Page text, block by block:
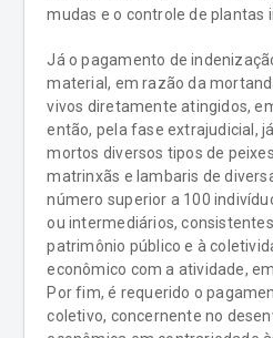
mudas e o controle de plantas
Já o pagamento de
material, em razão da
vivos diretamente atingidos,
então, pela fase extrajudicial,
mortos diversos tipos de
matrinxãs e lambaris de
número superior a 100
ou intermediários,
patrimônio público e à
econômico com a atividade,
Por fim, é requerido o
coletivo, concernente no